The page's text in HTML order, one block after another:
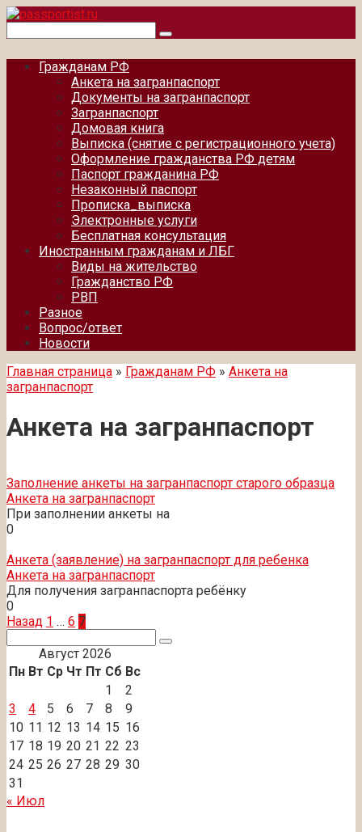
Перейти
контенту
Гражданам РФ
Анкета на загранпаспорт
Документы на загранпаспорт
Загранпаспорт
Домовая книга
Выписка (снятие с регистрационного учета)
Оформление гражданства РФ детям
Паспорт гражданина РФ
Незаконный паспорт
Прописка_выписка
Электронные услуги
Бесплатная консультация
Иностранным гражданам и ЛБГ
Виды на жительство
Гражданство РФ
РВП
Разное
Вопрос/ответ
Новости
Главная страница » Гражданам РФ » Анкета на
загранпаспорт
Анкета на загранпаспорт
Заполнение анкеты на загранпаспорт старого образца
Анкета на загранпаспорт
При заполнении анкеты на
0
Анкета (заявление) на загранпаспорт для ребенка
Анкета на загранпаспорт
Для получения загранпаспорта ребёнку
0
Пагинация
Назад 1 … 6 7
Август 2026
Пн Вт Ср Чт Пт Сб Вс
1
2
3
4 5 6 7 8
9
10 11 12 13 14 15 16
17 18 19 20 21 22 23
24 25 26 27 28 29 30
31
« Июл